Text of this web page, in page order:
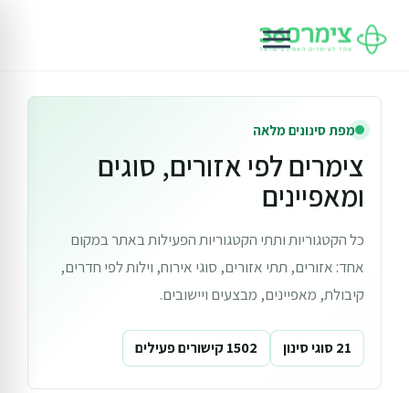
מפת סינונים מלאה
צימרים לפי אזורים, סוגים
ומאפיינים
כל הקטגוריות ותתי הקטגוריות הפעילות באתר במקום
אחד: אזורים, תתי אזורים, סוגי אירוח, וילות לפי חדרים,
קיבולת, מאפיינים, מבצעים ויישובים.
21 סוגי סינון 1502 קישורים פעילים